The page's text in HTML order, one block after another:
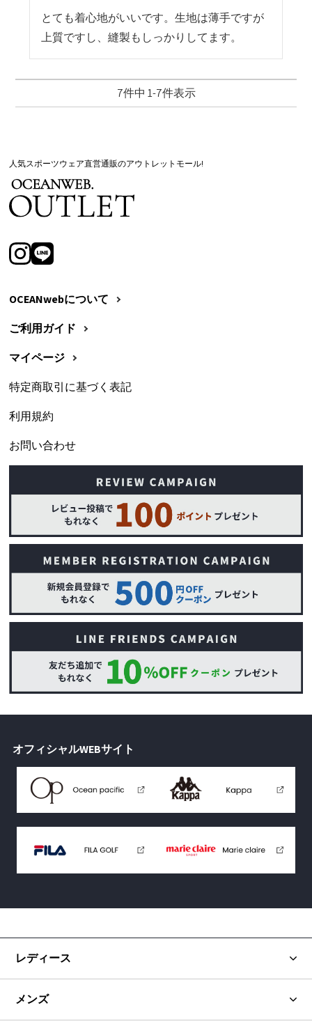
とても着心地がいいです。生地は薄手ですが
上質ですし、縫製もしっかりしてます。
7件中 1-7件表示
人気スポーツウェア直営通販のアウトレットモール!
OCEANwebについて
ご利用ガイド
マイページ
特定商取引に基づく表記
利用規約
お問い合わせ
オフィシャルWEBサイト
レディース
メンズ